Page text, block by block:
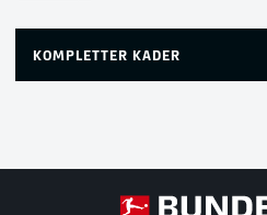
KOMPLETTER KADER